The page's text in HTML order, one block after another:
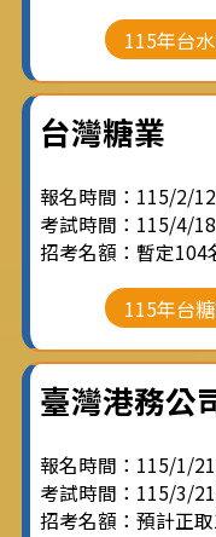
115年台
台灣糖業
報名時間：115/2/
考試時間：115/4/
招考名額：暫定104
115年台
臺灣港務公
報名時間：115/1/
考試時間：115/3/
招考名額：預計正